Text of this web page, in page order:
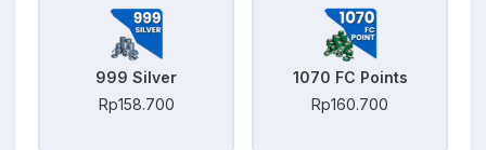
999 Silver
Rp158.700
1070 FC Points
Rp160.700